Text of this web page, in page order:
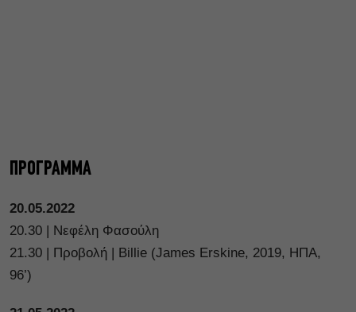
ΠΡΟΓΡΑΜΜΑ
20.05.2022
20.30 | Νεφέλη Φασούλη
21.30 | Προβολή | Billie (James Erskine, 2019, ΗΠΑ,
96’)